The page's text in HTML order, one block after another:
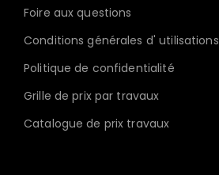
Foire aux questions
Conditions générales d' utilisations
Politique de confidentialité
Grille de prix par travaux
Catalogue de prix travaux